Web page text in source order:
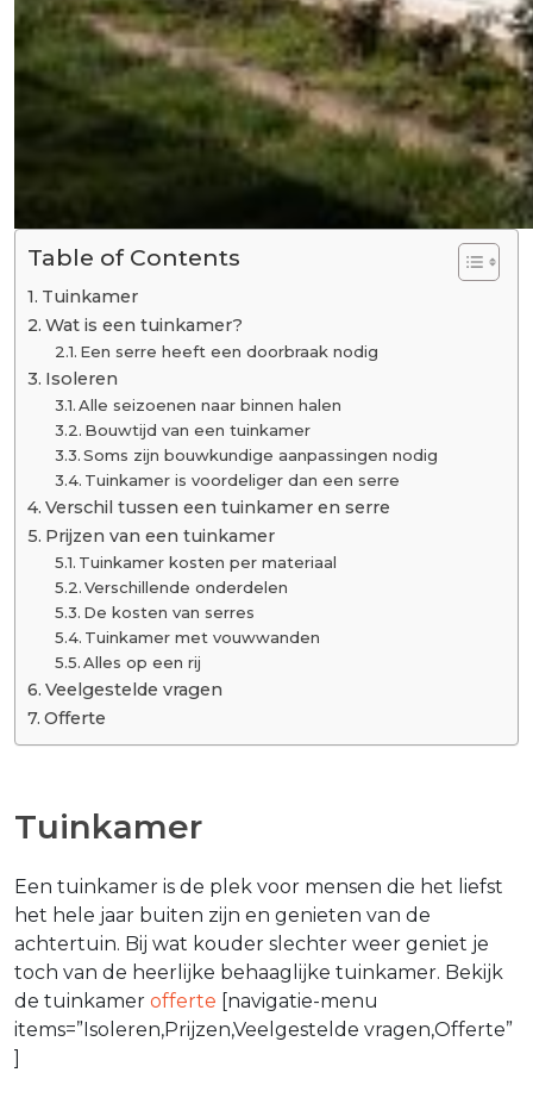
Table of Contents
Tuinkamer
Wat is een tuinkamer?
Een serre heeft een doorbraak nodig
Isoleren
Alle seizoenen naar binnen halen
Bouwtijd van een tuinkamer
Soms zijn bouwkundige aanpassingen nodig
Tuinkamer is voordeliger dan een serre
Verschil tussen een tuinkamer en serre
Prijzen van een tuinkamer
Tuinkamer kosten per materiaal
Verschillende onderdelen
De kosten van serres
Tuinkamer met vouwwanden
Alles op een rij
Veelgestelde vragen
Offerte
Tuinkamer
Een tuinkamer is de plek voor mensen die het liefst
het hele jaar buiten zijn en genieten van de
achtertuin. Bij wat kouder slechter weer geniet je
toch van de heerlijke behaaglijke tuinkamer. Bekijk
de tuinkamer offerte [navigatie-menu
items=”Isoleren,Prijzen,Veelgestelde vragen,Offerte”